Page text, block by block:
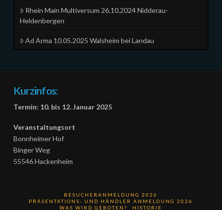
Rhein Main Multiversum 26.10.2024 Nidderau-
Heldenbergen
Ad Arma 10.05.2025 Walsheim bei Landau
Kurzinfos:
Termin: 10. bis 12. Januar 2025
Veranstaltungsort
Bonnheimer Hof
Binger Weg
55546 Hackenheim
BESUCHERANMELDUNG 2026
PRÄSENTATIONS- UND HÄNDLER ANMELDUNG 2026
WAS WIRD GEBOTEN?
HISTORIE